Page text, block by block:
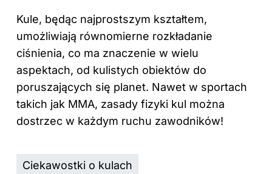
Kule, będąc najprostszym kształtem,
umożliwiają równomierne rozkładanie
ciśnienia, co ma znaczenie w wielu
aspektach, od kulistych obiektów do
poruszających się planet. Nawet w sportach
takich jak MMA, zasady fizyki kul można
dostrzec w każdym ruchu zawodników!
Ciekawostki o kulach